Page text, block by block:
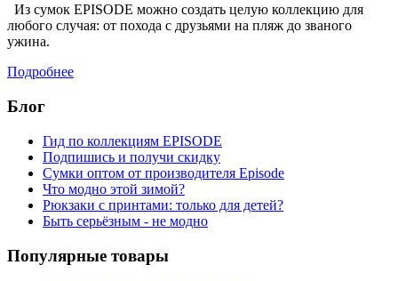
Из сумок EPISODE можно создать целую коллекцию для
любого случая: от похода с друзьями на пляж до званого
ужина.
Подробнее
Блог
Гид по коллекциям EPISODE
Подпишись и получи скидку
Сумки оптом от производителя Episode
Что модно этой зимой?
Рюкзаки с принтами: только для детей?
Быть серьёзным - не модно
Популярные товары